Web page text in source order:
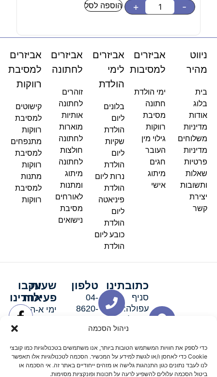
ניהול הסכמה
כדי לספק את חוויות המשתמש הטובות ביותר, אנו משתמשים בטכנולוגיות כמו קובצי
Cookie כדי לאחסן ו/או לגשת למידע על המכשיר. הסכמה לטכנולוגיות אלו תאפשר
לנו לעבד נתונים כגון התנהגות גלישה או מזהים ייחודיים באתר זה. אי הסכמה או
ביטול הסכמה עלולים להשפיע לרעה על תכונות ופונקציות מסוימות.
-
+ הוספה לסל
ניווט
מהיר
בית
בלוג
אודות
מדיניות
משלוחים
מדיניות
פרטיות
שאלות
ותשובות
יצירת
קשר
אביזרים
למסיבות
ימי הולדת
חתונה
מסיבת
רווקות
גילוי מין
העובר
חגים
מיתוג
אישי
אביזרים
לימי
הולדת
בלונים
ליום
הולדת
שקיות
ליום
הולדת
נרות ליום
הולדת
פיניאטה
ליום
הולדת
כובע ליום
הולדת
אביזרים
לחתונה
זוהרים
לחתונה
אותיות
מוארות
לחתונה
חולצות
לחתונה
מיתוג
ומתנות
לאורחים
מסיבת
נישואים
אביזרים
למסיבת
רווקות
קישוטים
למסיבת
רווקות
מתנפחים
למסיבת
רווקות
מתנות
למסיבת
רווקות
כתובתינו
סניף
עפולה:
סניף מגדל
האלה 19
טלפון
04-
8620-
שעות
פעילות
ימי א-ה:
ימי שישי
וערבי חג:
8:30-
עקבו
אחרינו